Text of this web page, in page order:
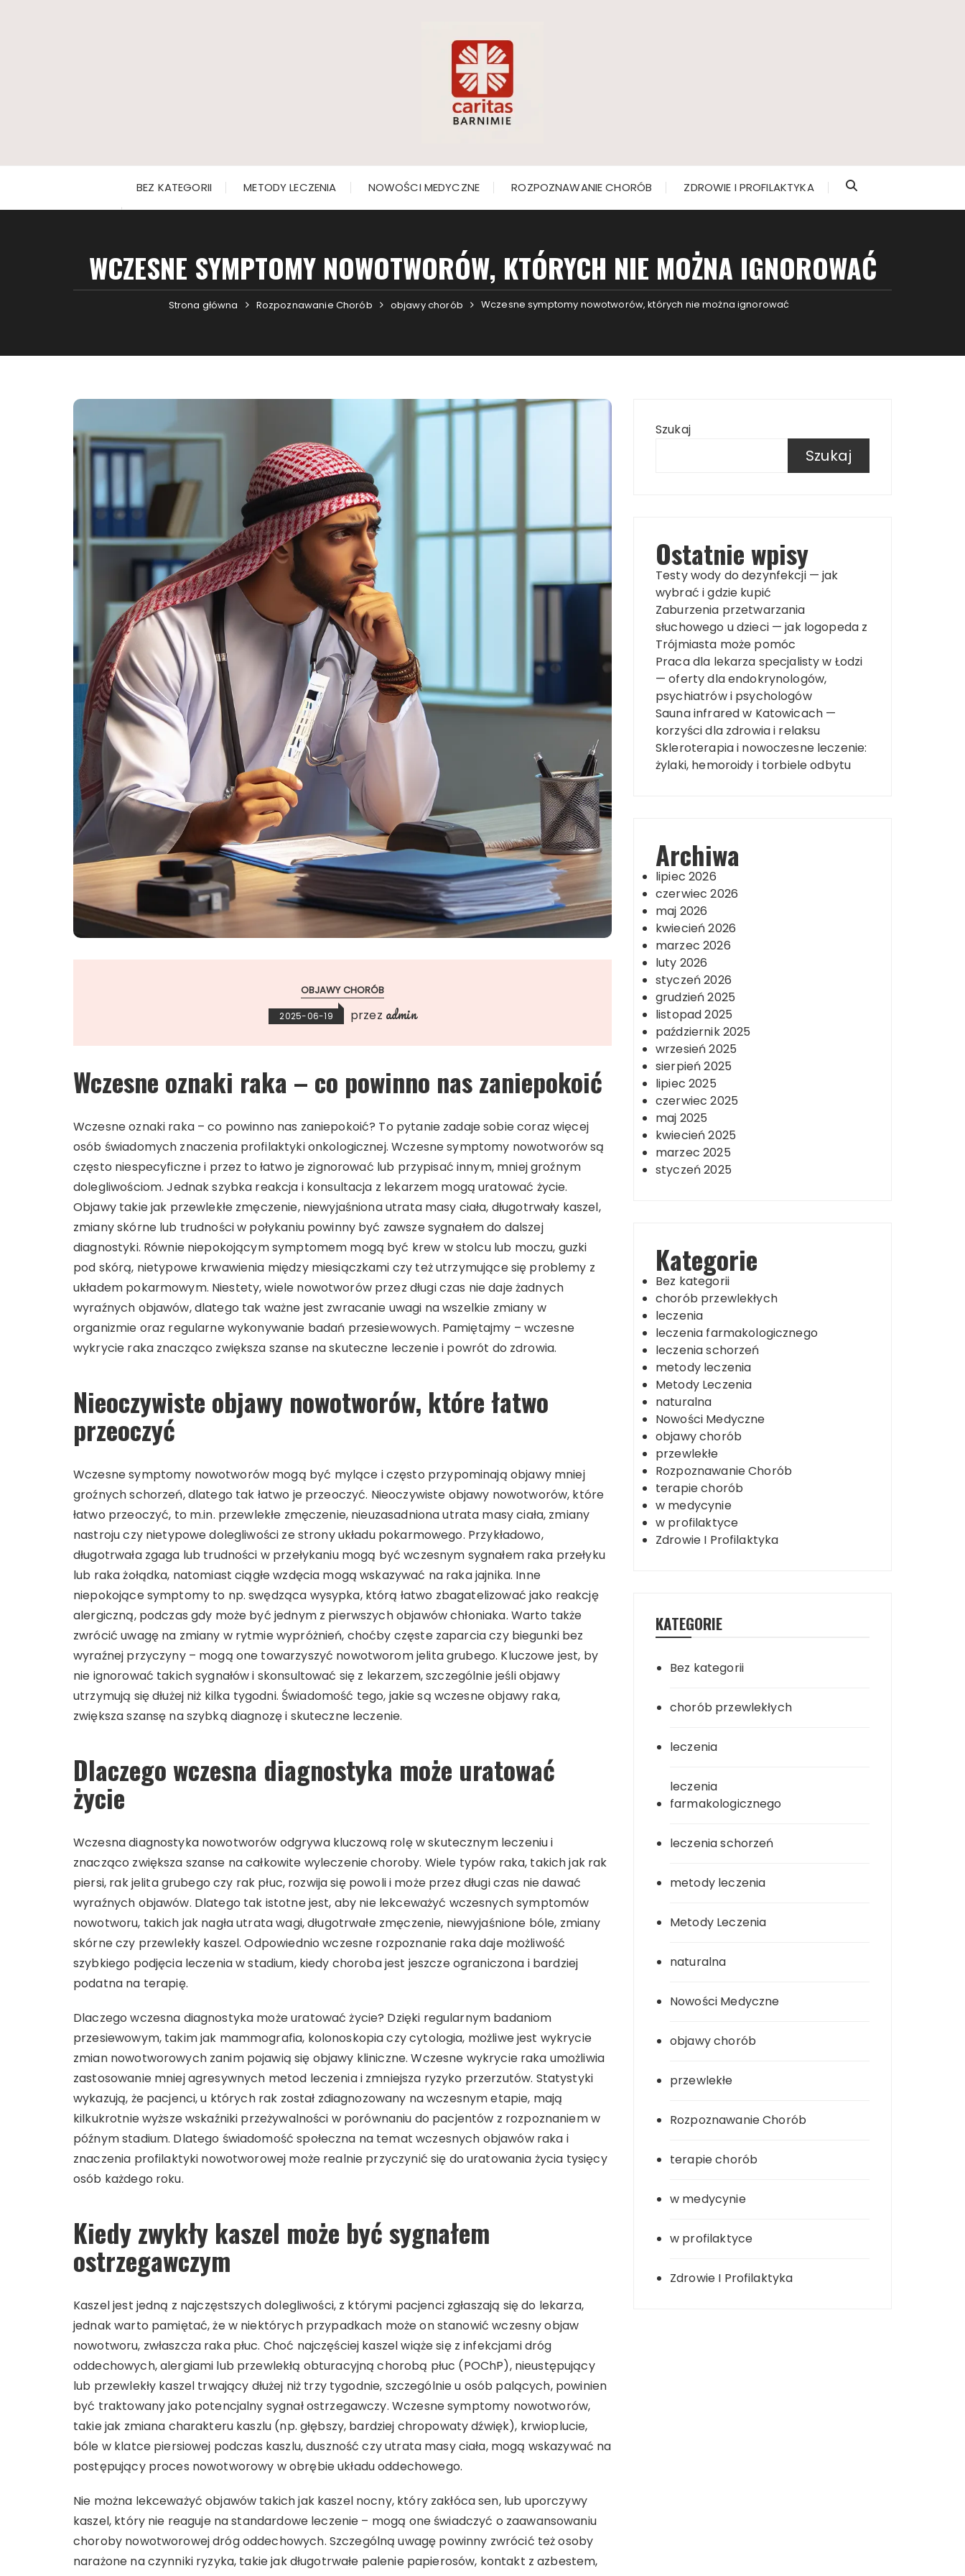
BEZ KATEGORII METODY LECZENIA NOWOŚCI MEDYCZNE ROZPOZNAWANIE CHORÓB ZDROWIE I PROFILAKTYKA
WCZESNE SYMPTOMY NOWOTWORÓW, KTÓRYCH NIE MOŻNA IGNOROWAĆ
Strona główna Rozpoznawanie Chorób objawy chorób Wczesne symptomy nowotworów, których nie można ignorować
OBJAWY CHORÓB
2025-06-19 przez admin
Wczesne oznaki raka – co powinno nas zaniepokoić
Wczesne oznaki raka – co powinno nas zaniepokoić? To pytanie zadaje sobie coraz więcej
osób świadomych znaczenia profilaktyki onkologicznej. Wczesne symptomy nowotworów są
często niespecyficzne i przez to łatwo je zignorować lub przypisać innym, mniej groźnym
dolegliwościom. Jednak szybka reakcja i konsultacja z lekarzem mogą uratować życie.
Objawy takie jak przewlekłe zmęczenie, niewyjaśniona utrata masy ciała, długotrwały kaszel,
zmiany skórne lub trudności w połykaniu powinny być zawsze sygnałem do dalszej
diagnostyki. Równie niepokojącym symptomem mogą być krew w stolcu lub moczu, guzki
pod skórą, nietypowe krwawienia między miesiączkami czy też utrzymujące się problemy z
układem pokarmowym. Niestety, wiele nowotworów przez długi czas nie daje żadnych
wyraźnych objawów, dlatego tak ważne jest zwracanie uwagi na wszelkie zmiany w
organizmie oraz regularne wykonywanie badań przesiewowych. Pamiętajmy – wczesne
wykrycie raka znacząco zwiększa szanse na skuteczne leczenie i powrót do zdrowia.
Nieoczywiste objawy nowotworów, które łatwo
przeoczyć
Wczesne symptomy nowotworów mogą być mylące i często przypominają objawy mniej
groźnych schorzeń, dlatego tak łatwo je przeoczyć. Nieoczywiste objawy nowotworów, które
łatwo przeoczyć, to m.in. przewlekłe zmęczenie, nieuzasadniona utrata masy ciała, zmiany
nastroju czy nietypowe dolegliwości ze strony układu pokarmowego. Przykładowo,
długotrwała zgaga lub trudności w przełykaniu mogą być wczesnym sygnałem raka przełyku
lub raka żołądka, natomiast ciągłe wzdęcia mogą wskazywać na raka jajnika. Inne
niepokojące symptomy to np. swędząca wysypka, którą łatwo zbagatelizować jako reakcję
alergiczną, podczas gdy może być jednym z pierwszych objawów chłoniaka. Warto także
zwrócić uwagę na zmiany w rytmie wypróżnień, choćby częste zaparcia czy biegunki bez
wyraźnej przyczyny – mogą one towarzyszyć nowotworom jelita grubego. Kluczowe jest, by
nie ignorować takich sygnałów i skonsultować się z lekarzem, szczególnie jeśli objawy
utrzymują się dłużej niż kilka tygodni. Świadomość tego, jakie są wczesne objawy raka,
zwiększa szansę na szybką diagnozę i skuteczne leczenie.
Dlaczego wczesna diagnostyka może uratować
życie
Wczesna diagnostyka nowotworów odgrywa kluczową rolę w skutecznym leczeniu i
znacząco zwiększa szanse na całkowite wyleczenie choroby. Wiele typów raka, takich jak rak
piersi, rak jelita grubego czy rak płuc, rozwija się powoli i może przez długi czas nie dawać
wyraźnych objawów. Dlatego tak istotne jest, aby nie lekceważyć wczesnych symptomów
nowotworu, takich jak nagła utrata wagi, długotrwałe zmęczenie, niewyjaśnione bóle, zmiany
skórne czy przewlekły kaszel. Odpowiednio wczesne rozpoznanie raka daje możliwość
szybkiego podjęcia leczenia w stadium, kiedy choroba jest jeszcze ograniczona i bardziej
podatna na terapię.
Dlaczego wczesna diagnostyka może uratować życie? Dzięki regularnym badaniom
przesiewowym, takim jak mammografia, kolonoskopia czy cytologia, możliwe jest wykrycie
zmian nowotworowych zanim pojawią się objawy kliniczne. Wczesne wykrycie raka umożliwia
zastosowanie mniej agresywnych metod leczenia i zmniejsza ryzyko przerzutów. Statystyki
wykazują, że pacjenci, u których rak został zdiagnozowany na wczesnym etapie, mają
kilkukrotnie wyższe wskaźniki przeżywalności w porównaniu do pacjentów z rozpoznaniem w
późnym stadium. Dlatego świadomość społeczna na temat wczesnych objawów raka i
znaczenia profilaktyki nowotworowej może realnie przyczynić się do uratowania życia tysięcy
osób każdego roku.
Kiedy zwykły kaszel może być sygnałem
ostrzegawczym
Kaszel jest jedną z najczęstszych dolegliwości, z którymi pacjenci zgłaszają się do lekarza,
jednak warto pamiętać, że w niektórych przypadkach może on stanowić wczesny objaw
nowotworu, zwłaszcza raka płuc. Choć najczęściej kaszel wiąże się z infekcjami dróg
oddechowych, alergiami lub przewlekłą obturacyjną chorobą płuc (POChP), nieustępujący
lub przewlekły kaszel trwający dłużej niż trzy tygodnie, szczególnie u osób palących, powinien
być traktowany jako potencjalny sygnał ostrzegawczy. Wczesne symptomy nowotworów,
takie jak zmiana charakteru kaszlu (np. głębszy, bardziej chropowaty dźwięk), krwioplucie,
bóle w klatce piersiowej podczas kaszlu, duszność czy utrata masy ciała, mogą wskazywać na
postępujący proces nowotworowy w obrębie układu oddechowego.
Nie można lekceważyć objawów takich jak kaszel nocny, który zakłóca sen, lub uporczywy
kaszel, który nie reaguje na standardowe leczenie – mogą one świadczyć o zaawansowaniu
choroby nowotworowej dróg oddechowych. Szczególną uwagę powinny zwrócić też osoby
narażone na czynniki ryzyka, takie jak długotrwałe palenie papierosów, kontakt z azbestem,
Szukaj
Szukaj
Ostatnie wpisy
Testy wody do dezynfekcji — jak
wybrać i gdzie kupić
Zaburzenia przetwarzania
słuchowego u dzieci — jak logopeda z
Trójmiasta może pomóc
Praca dla lekarza specjalisty w Łodzi
— oferty dla endokrynologów,
psychiatrów i psychologów
Sauna infrared w Katowicach —
korzyści dla zdrowia i relaksu
Skleroterapia i nowoczesne leczenie:
żylaki, hemoroidy i torbiele odbytu
Archiwa
lipiec 2026
czerwiec 2026
maj 2026
kwiecień 2026
marzec 2026
luty 2026
styczeń 2026
grudzień 2025
listopad 2025
październik 2025
wrzesień 2025
sierpień 2025
lipiec 2025
czerwiec 2025
maj 2025
kwiecień 2025
marzec 2025
styczeń 2025
Kategorie
Bez kategorii
chorób przewlekłych
leczenia
leczenia farmakologicznego
leczenia schorzeń
metody leczenia
Metody Leczenia
naturalna
Nowości Medyczne
objawy chorób
przewlekłe
Rozpoznawanie Chorób
terapie chorób
w medycynie
w profilaktyce
Zdrowie I Profilaktyka
KATEGORIE
Bez kategorii
chorób przewlekłych
leczenia
leczenia
farmakologicznego
leczenia schorzeń
metody leczenia
Metody Leczenia
naturalna
Nowości Medyczne
objawy chorób
przewlekłe
Rozpoznawanie Chorób
terapie chorób
w medycynie
w profilaktyce
Zdrowie I Profilaktyka